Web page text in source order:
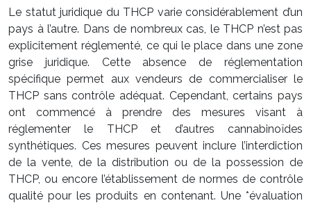
Le statut juridique du THCP varie considérablement d’un
pays à l’autre. Dans de nombreux cas, le THCP n’est pas
explicitement réglementé, ce qui le place dans une zone
grise juridique. Cette absence de réglementation
spécifique permet aux vendeurs de commercialiser le
THCP sans contrôle adéquat. Cependant, certains pays
ont commencé à prendre des mesures visant à
réglementer le THCP et d’autres cannabinoïdes
synthétiques. Ces mesures peuvent inclure l’interdiction
de la vente, de la distribution ou de la possession de
THCP, ou encore l’établissement de normes de contrôle
qualité pour les produits en contenant. Une *évaluation